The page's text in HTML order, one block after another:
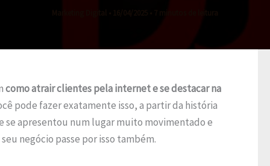
como atrair clientes pela internet e se destacar na
pode fazer exatamente isso, a partir da história
se apresentou num lugar muito movimentado e
negócio passe por isso também.